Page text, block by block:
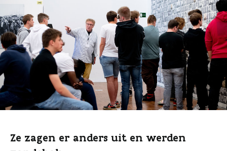
Ze zagen er anders uit en werden